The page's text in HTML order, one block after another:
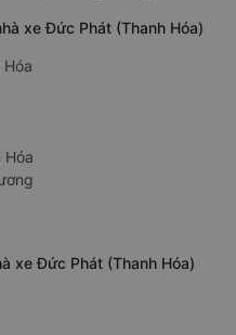
xe Đức Phát (Thanh Hóa)
Hóa
xe Đức Phát (Thanh Hóa)